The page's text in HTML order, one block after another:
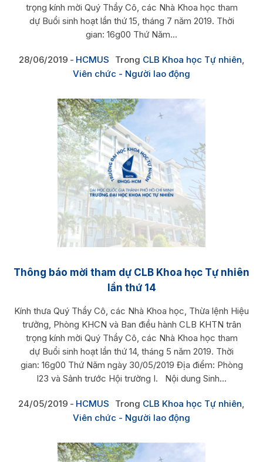
trọng kính mời Quý Thầy Cô, các Nhà Khoa học tham
dự Buổi sinh hoạt lần thứ 15, tháng 7 năm 2019. Thời
gian: 16g00 Thứ Năm...
28/06/2019 HCMUS Trong CLB Khoa học Tự nhiên,
Viên chức - Người lao động
Thông báo mời tham dự CLB Khoa học Tự nhiên
lần thứ 14
Kính thưa Quý Thầy Cô, các Nhà Khoa học, Thừa lệnh Hiệu
trưởng, Phòng KHCN và Ban điều hành CLB KHTN trân
trọng kính mời Quý Thầy Cô, các Nhà Khoa học tham
dự Buổi sinh hoạt lần thứ 14, tháng 5 năm 2019. Thời
gian: 16g00 Thứ Năm ngày 30/05/2019 Địa điểm: Phòng
I23 và Sảnh trước Hội trường I. Nội dung Sinh...
24/05/2019 HCMUS Trong CLB Khoa học Tự nhiên,
Viên chức - Người lao động